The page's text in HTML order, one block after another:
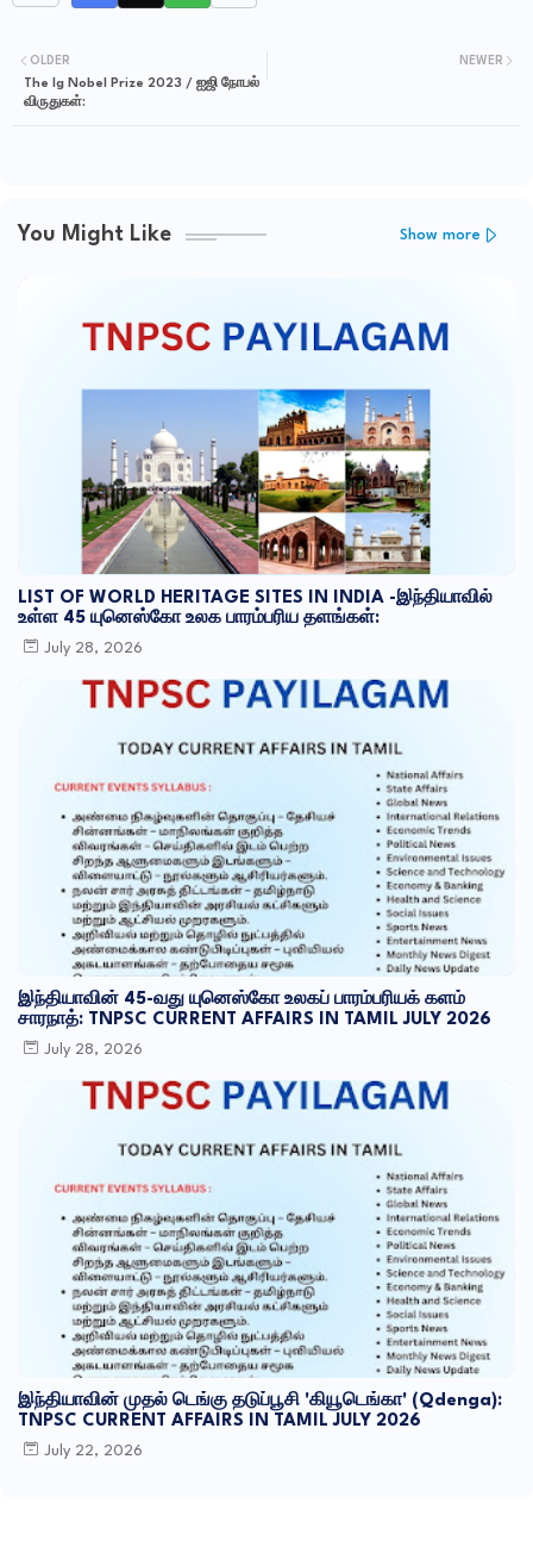
NEWER
OLDER
The Ig Nobel Prize 2023 / ஐஜி நோபல்
விருதுகள்:
You Might Like Show more
LIST OF WORLD HERITAGE SITES IN INDIA -இந்தியாவில்
உள்ள 45 யுனெஸ்கோ உலக பாரம்பரிய தளங்கள்:
July 28, 2026
இந்தியாவின் 45-வது யுனெஸ்கோ உலகப் பாரம்பரியக் களம்
சாரநாத்: TNPSC CURRENT AFFAIRS IN TAMIL JULY 2026
July 28, 2026
இந்தியாவின் முதல் டெங்கு தடுப்பூசி 'கியூடெங்கா' (Qdenga):
TNPSC CURRENT AFFAIRS IN TAMIL JULY 2026
July 22, 2026